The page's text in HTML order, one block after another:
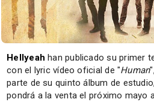
Hellyeah han publicado su primer
con el lyric vídeo oficial de "Human
parte de su quinto álbum de
pondrá a la venta el próximo mayo